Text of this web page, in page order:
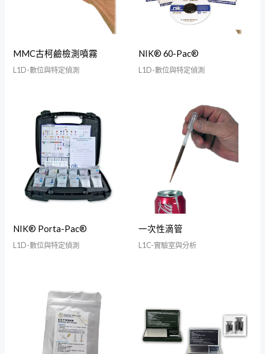
MMC古柯鹼檢測噴霧
L1D-數位與特定偵測
NIK® 60-Pac®
L1D-數位與特定偵測
NIK® Porta-Pac®
L1D-數位與特定偵測
一次性滴管
L1C-實驗室與分析